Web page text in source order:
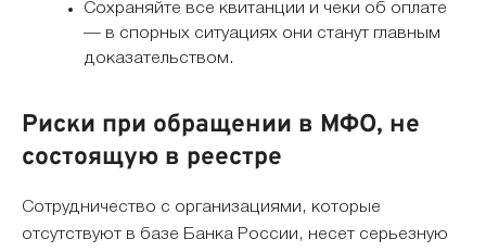
Сохраняйте все квитанции и чеки об оплате
— в спорных ситуациях они станут главным
доказательством.
Риски при обращении в МФО, не
состоящую в реестре
Сотрудничество с организациями, которые
отсутствуют в базе Банка России, несет серьезную